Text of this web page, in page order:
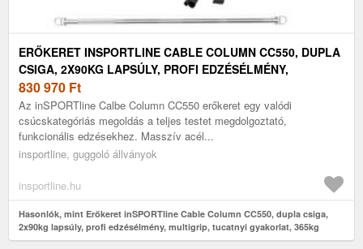
ERŐKERET INSPORTLINE CABLE COLUMN CC550, DUPLA
CSIGA, 2X90KG LAPSÚLY, PROFI EDZÉSÉLMÉNY,
MULTIGRIP, TUCATNYI GYAKORLAT, 365KG
830 970 Ft
Az inSPORTline Calbe Column CC550 erőkeret egy valódi
csúcskategóriás megoldás a teljes testet megdolgoztató,
funkcionális edzésekhez. Masszív acél...
insportline, guggoló állványok
insportline.hu
Hasonlók, mint Erőkeret inSPORTline Cable Column CC550, dupla csiga,
2x90kg lapsúly, profi edzésélmény, multigrip, tucatnyi gyakorlat, 365kg